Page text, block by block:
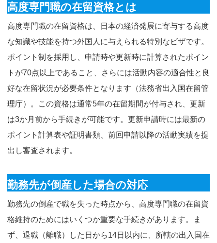
高度専門職の在留資格とは
高度専門職の在留資格は、日本の経済発展に寄与する高度
な知識や技能を持つ外国人に与えられる特別なビザです。
ポイント制を採用し、申請時や更新時に計算されたポイン
トが70点以上であること、さらには活動内容の適合性と良
好な在留状況が必要条件となります（法務省出入国在留管
理庁）。この資格は通常5年の在留期間が付与され、更新
は3か月前から手続きが可能です。更新申請時には最新の
ポイント計算表や証明書類、前回申請以降の活動実績を提
出し審査されます。
勤務先が倒産した場合の対応
勤務先の倒産で職を失った時点から、高度専門職の在留資
格維持のためにはいくつか重要な手続きがあります。ま
ず、退職（離職）した日から14日以内に、所轄の出入国在